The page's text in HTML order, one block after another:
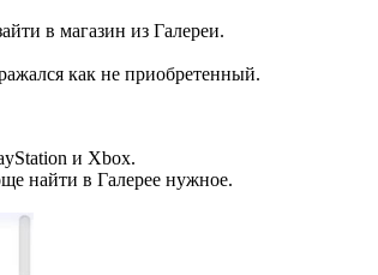
в магазин из Галереи.
как не приобретенный.
и Xbox.​
найти в Галерее нужное.​